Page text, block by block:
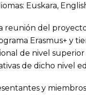
Euskara,
reunión del
Erasmus+ y
de nivel
de dicho nivel
y